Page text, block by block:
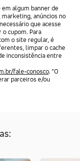
em algum banner de
anúncios no
que acesse
cupom. Para
o site regular, é
limpar o cache
inconsistência entre
fale-conosco. “O
parceiros e/ou